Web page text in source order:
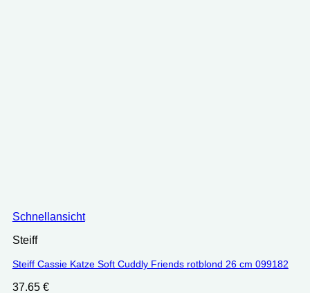
Schnellansicht
Steiff
Steiff Cassie Katze Soft Cuddly Friends rotblond 26 cm 099182
37.65 €